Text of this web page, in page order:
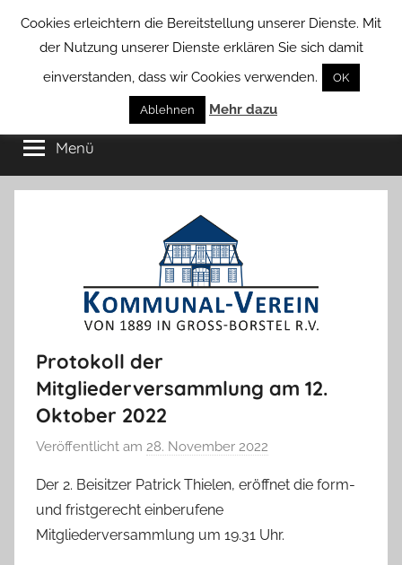
Borstel
von
Groß
Borstel
Menü
Protokoll der
Mitgliederversammlung am 12.
Oktober 2022
Veröffentlicht am 28. November 2022
n
a
Der 2. Beisitzer Patrick Thielen, eröffnet die form-
und fristgerecht einberufene
Mitgliederversammlung um 19.31 Uhr.
Cookies erleichtern die Bereitstellung unserer Dienste. Mit
der Nutzung unserer Dienste erklären Sie sich damit
einverstanden, dass wir Cookies verwenden.
OK
Ablehnen Mehr dazu